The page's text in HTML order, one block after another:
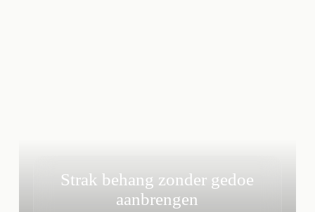
Strak behang zonder gedoe
aanbrengen